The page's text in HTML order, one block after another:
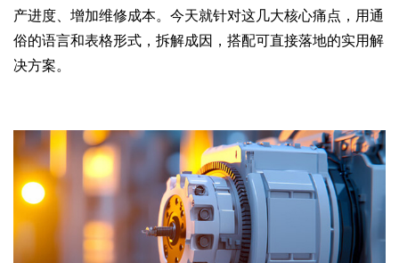
产进度、增加维修成本。今天就针对这几大核心痛点，用通
俗的语言和表格形式，拆解成因，搭配可直接落地的实用解
决方案。